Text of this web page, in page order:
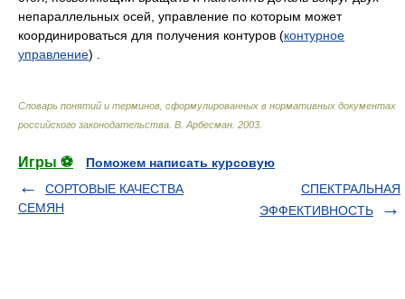
непараллельных осей, управление по которым может
координироваться для получения контуров (контурное
управление) .
Словарь понятий и терминов, сформулированных в нормативных документах
российского законодательства В. Арбесман 2003
Игры ⚽
Поможем написать курсовую
СОРТОВЫЕ КАЧЕСТВА
СЕМЯН
СПЕКТРАЛЬНАЯ
ЭФФЕКТИВНОСТЬ